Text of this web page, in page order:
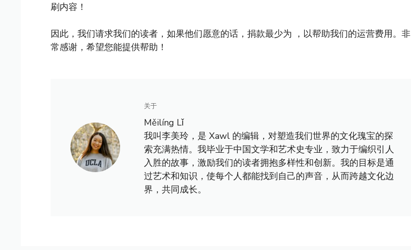
刷内容！
因此，我们请求我们的读者，如果他们愿意的话，捐款最少为 ，以帮助我们的运营费用。非
常感谢，希望您能提供帮助！
关于
Měilíng Lǐ
我叫李美玲，是 Xawl 的编辑，对塑造我们世界的文化瑰宝的探
索充满热情。我毕业于中国文学和艺术史专业，致力于编织引人
入胜的故事，激励我们的读者拥抱多样性和创新。我的目标是通
过艺术和知识，使每个人都能找到自己的声音，从而跨越文化边
界，共同成长。